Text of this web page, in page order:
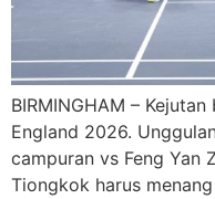
BIRMINGHAM –
England 2026.
campuran vs Feng Yan
Tiongkok harus